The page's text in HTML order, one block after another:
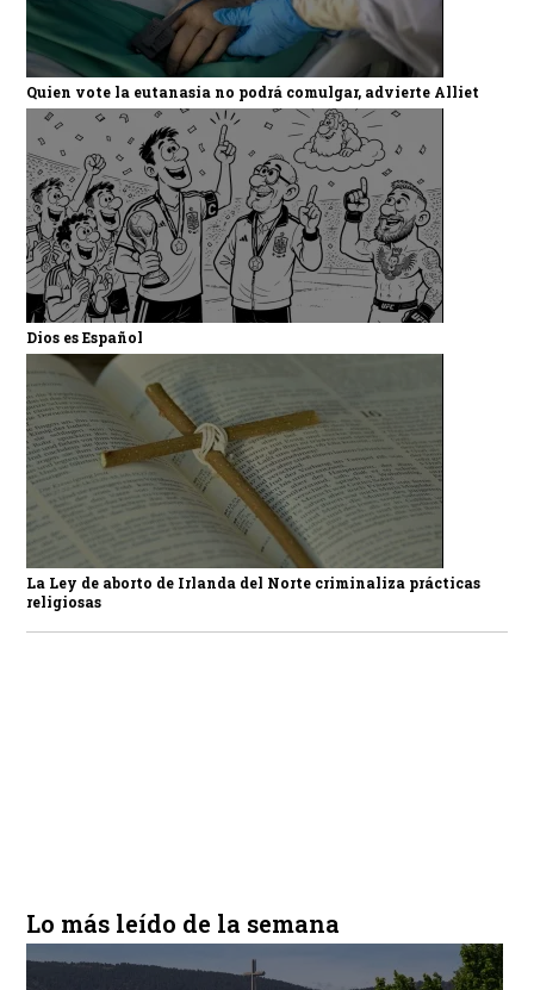
Quien vote la eutanasia no podrá comulgar, advierte Alliet
Dios es Español
La Ley de aborto de Irlanda del Norte criminaliza prácticas
religiosas
Lo más leído de la semana